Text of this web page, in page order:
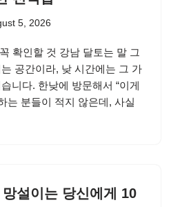
5, 2026
확인할 것 강남 달토는 말 그
공간이라, 낮 시간에는 그 가
니다. 한낮에 방문해서 “이게
는 분들이 적지 않은데, 사실
설이는 당신에게 10